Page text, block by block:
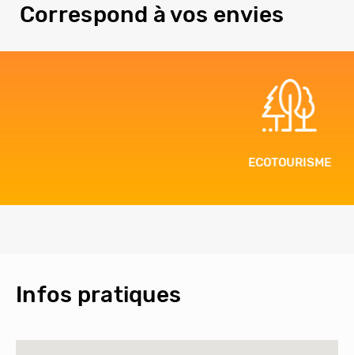
Correspond à vos envies
Infos pratiques